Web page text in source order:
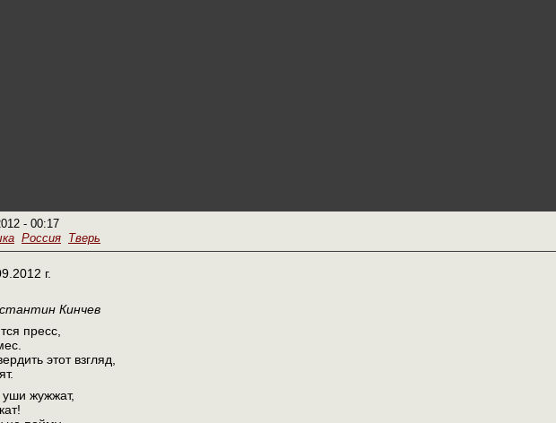
- 00:17
Россия Тверь
г.
Кинчев
пресс,
этот взгляд,
жужжат,